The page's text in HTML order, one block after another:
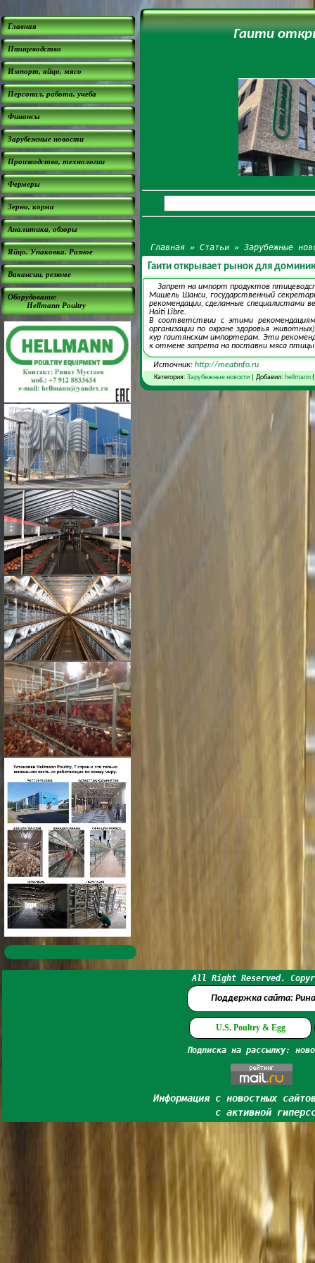
Главная
Птицеводство
Импорт, яйцо, мясо
Персонал, работа, учеба
Финансы
Зарубежные новости
Производство, технологии
Фермеры
Зерно, корма
Аналитика, обзоры
Яйцо. Упаковка. Разное
Вакансии, резюме
Оборудование
Hellmann Poultry
Гаити
Главная »Статьи »Зарубежные
Гаити открывает рынок для
Запрет на импорт продуктов
Мишель Шанси, государственный
рекомендации, сделанные специалистами
Haiti Libre.
В соответствии с этими
организации по охране здоровья
кур гаитянским импортерам. Эти
к отмене запрета на поставки мяса
Источник: http://meatinfo.ru
Категория: Зарубежные новости| Добавил: hellmann
All Right Reserved.
Поддержка сайта:
U.S. Poultry & Egg
Подписка на рассылку:
Информация с новостных
с активной